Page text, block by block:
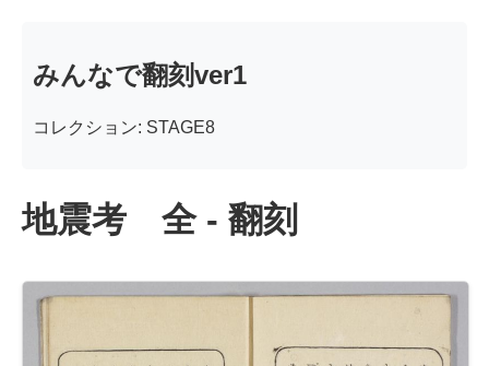
みんなで翻刻ver1
コレクション: STAGE8
地震考 全 - 翻刻